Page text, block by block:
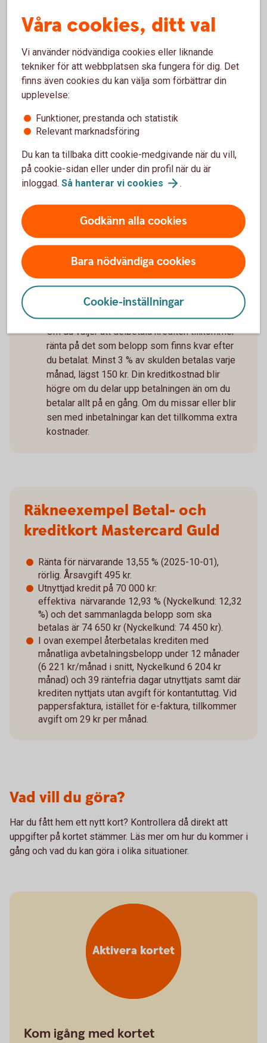
en gång behöver du inte betala någon ränta. Väljer du att
dela upp betalningen betalar du ränta på det återstående
beloppet.
Läs mer om månadsfaktura, hur du skaffar e-faktura med
mera.
Månadsfaktura Mastercard
När och hur vill du betala?
Betala hela beloppet räntefritt
Du kan välja att betala hela beloppet direkt – då
slipper du ränta. Detta på grund av att du får
upp till 55 dagars räntefri kredit, beroende på
när i månaden du använt kortet.
Dela upp beloppet och betala i
omgångar, med ränta
Om du väljer att delbetala krediten tillkommer
ränta på det som belopp som finns kvar efter
du betalat. Minst 3 % av skulden betalas varje
månad, lägst 150 kr. Din kreditkostnad blir
högre om du delar upp betalningen än om du
betalar allt på en gång. Om du missar eller blir
sen med inbetalningar kan det tillkomma extra
kostnader.
Räkneexempel Betal- och
kreditkort Mastercard Guld
Ränta för närvarande 13,55 % (2025-10-01),
rörlig. Årsavgift 495 kr.
Utnyttjad kredit på 70 000 kr:
effektiva närvarande 12,93 % (Nyckelkund: 12,32
%) och det sammanlagda belopp som ska
betalas är 74 650 kr (Nyckelkund: 74 450 kr).
I ovan exempel återbetalas krediten med
månatliga avbetalningsbelopp under 12 månader
(6 221 kr/månad i snitt, Nyckelkund 6 204 kr
månad) och 39 räntefria dagar utnyttjats samt där
krediten nyttjats utan avgift för kontantuttag. Vid
pappersfaktura, istället för e-faktura, tillkommer
avgift om 29 kr per månad.
Vad vill du göra?
Har du fått hem ett nytt kort? Kontrollera då direkt att
uppgifter på kortet stämmer. Läs mer om hur du kommer i
gång och vad du kan göra i olika situationer.
Aktivera kortet
Kom igång med kortet
Våra cookies, ditt val
Vi använder nödvändiga cookies eller liknande
tekniker för att webbplatsen ska fungera för dig. Det
finns även cookies du kan välja som förbättrar din
upplevelse:
Funktioner, prestanda och statistik
Relevant marknadsföring
Du kan ta tillbaka ditt cookie-medgivande när du vill,
på cookie-sidan eller under din profil när du är
inloggad. Så hanterar vi cookies .
Godkänn alla cookies
Bara nödvändiga cookies
Cookie-inställningar